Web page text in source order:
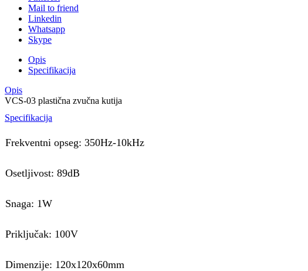
Mail to friend
Linkedin
Whatsapp
Skype
Opis
Specifikacija
Opis
VCS-03 plastična zvučna kutija
Specifikacija
Frekventni opseg: 350Hz-10kHz
Osetljivost: 89dB
Snaga: 1W
Priključak: 100V
Dimenzije: 120x120x60mm